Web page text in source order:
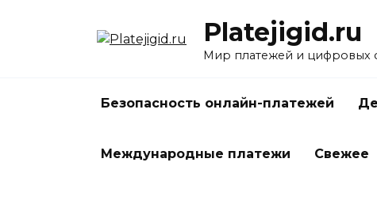
Platejigid.ru
Мир платежей и цифровых
Безопасность онлайн-платежей
Международные платежи Свежее